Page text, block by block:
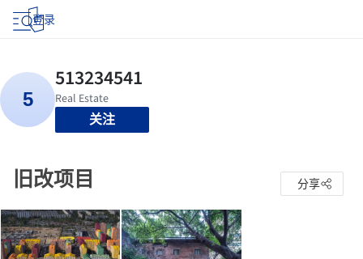
登录
关注
旧改项目 分享